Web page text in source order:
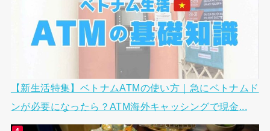
【新生活特集】ベトナムATMの使い方｜急にベトナムド
ンが必要になったら？ATM海外キャッシングで現金...